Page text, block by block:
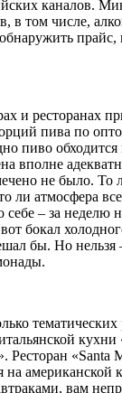
каналов.
в том числе,
прайс,
и ресторанах
пива по
пиво
вполне
не было. То
ли атмосфера
себе – за неделю
бокал
бы. Но
кухни
Ресторан «Santa
на американской
вам